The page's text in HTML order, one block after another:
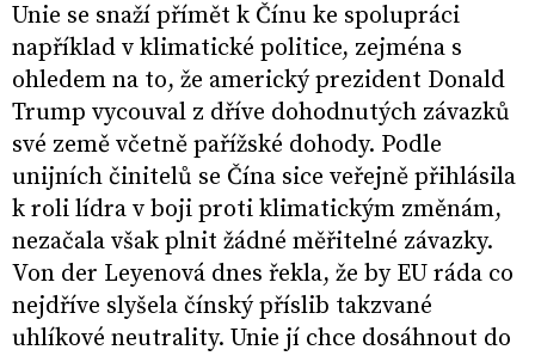
Unie se snaží přímět k Čínu ke spolupráci
například v klimatické politice, zejména s
ohledem na to, že americký prezident Donald
Trump vycouval z dříve dohodnutých závazků
své země včetně pařížské dohody. Podle
unijních činitelů se Čína sice veřejně přihlásila
k roli lídra v boji proti klimatickým změnám,
nezačala však plnit žádné měřitelné závazky.
Von der Leyenová dnes řekla, že by EU ráda co
nejdříve slyšela čínský příslib takzvané
uhlíkové neutrality. Unie jí chce dosáhnout do